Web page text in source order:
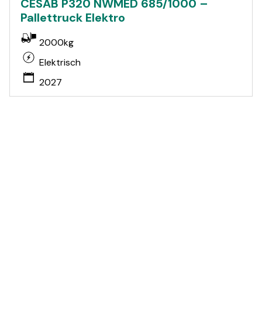
CESAB P320 NWMED 685/1000 –
Pallettruck Elektro
2000kg
Elektrisch
2027